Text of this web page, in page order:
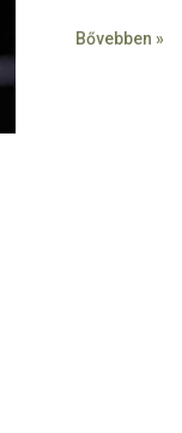
Bővebben »